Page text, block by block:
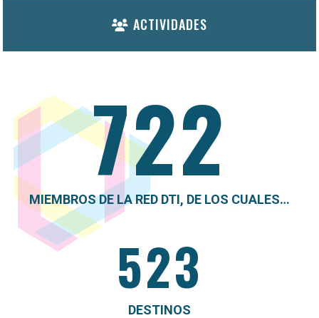
ACTIVIDADES
722
MIEMBROS DE LA RED DTI, DE LOS CUALES…
523
DESTINOS